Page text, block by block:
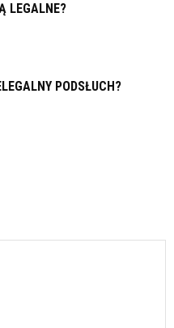
LEGALNE?
PODSŁUCH?